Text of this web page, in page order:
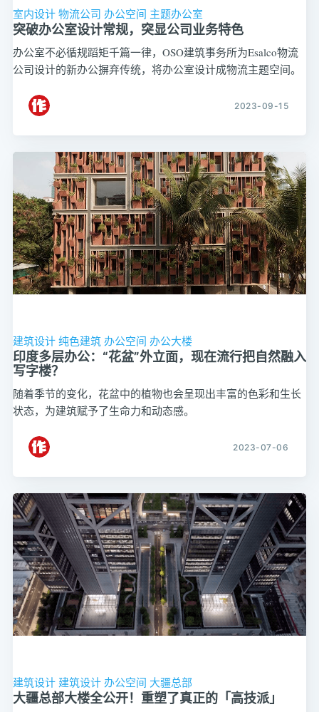
室内设计 物流公司 办公空间 主题办公室
突破办公室设计常规，突显公司业务特色
办公室不必循规蹈矩千篇一律，OSO建筑事务所为Esalco物流
公司设计的新办公摒弃传统，将办公室设计成物流主题空间。
2023-09-15
建筑设计 纯色建筑 办公空间 办公大楼
印度多层办公：“花盆”外立面，现在流行把自然融入
写字楼？
随着季节的变化，花盆中的植物也会呈现出丰富的色彩和生长
状态，为建筑赋予了生命力和动态感。
2023-07-06
建筑设计 建筑设计 办公空间 大疆总部
大疆总部大楼全公开！重塑了真正的「高技派」